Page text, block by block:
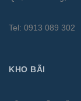
Tel: 0913 089 302
KHO BÃI